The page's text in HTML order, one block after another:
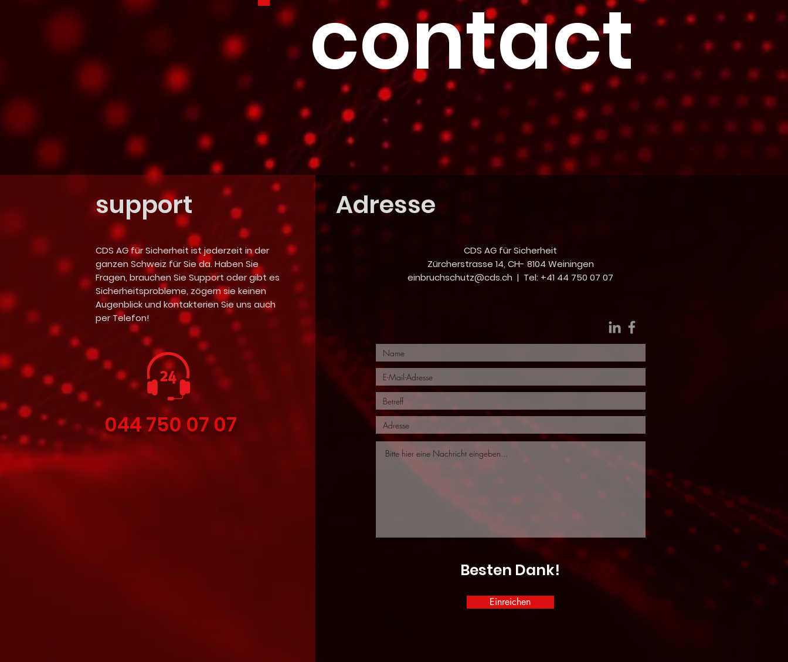
contact
support
CDS AG für Sicherheit ist jederzeit in der
ganzen Schweiz für Sie da. Haben Sie
Fragen, brauchen Sie Support oder gibt es
Sicherheitsprobleme, zögern sie keinen
Augenblick und kontakterien Sie uns auch
per Telefon!
044 750 07 07
Adresse
CDS AG für Sicherheit
Zürcherstrasse 14, CH- 8104 Weiningen
einbruchschutz@cds.ch | Tel: +41 44 750 07 07
Besten Dank!
Einreichen